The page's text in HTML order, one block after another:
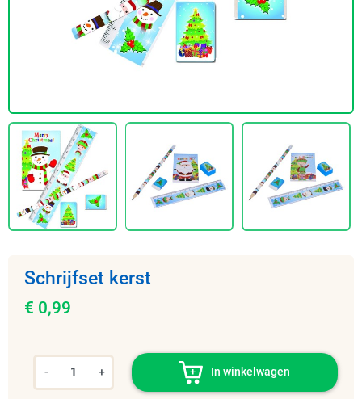
Schrijfset kerst
€ 0,99
- + In winkelwagen